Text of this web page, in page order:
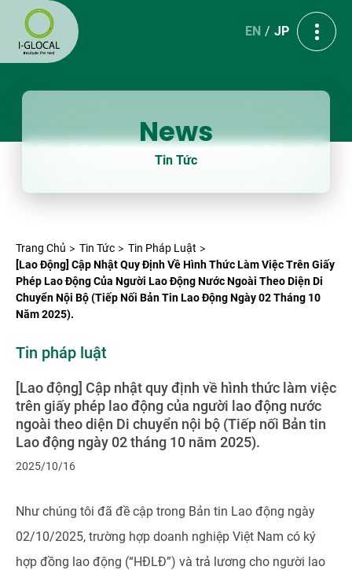
EN JP
News
Tin Tức
Trang Chủ Tin Tức
Tin Pháp Luật
[Lao Động] Cập Nhật Quy Định Về Hình Thức Làm Việc Trên Giấy
Phép Lao Động Của Người Lao Động Nước Ngoài Theo Diện Di
Chuyển Nội Bộ (Tiếp Nối Bản Tin Lao Động Ngày 02 Tháng 10
Năm 2025).
Tin pháp luật
[Lao động] Cập nhật quy định về hình thức làm việc
trên giấy phép lao động của người lao động nước
ngoài theo diện Di chuyển nội bộ (Tiếp nối Bản tin
Lao động ngày 02 tháng 10 năm 2025).
2025/10/16
Như chúng tôi đã đề cập trong Bản tin Lao động ngày
02/10/2025, trường hợp doanh nghiệp Việt Nam có ký
hợp đồng lao động (“HĐLĐ”) và trả lương cho người lao